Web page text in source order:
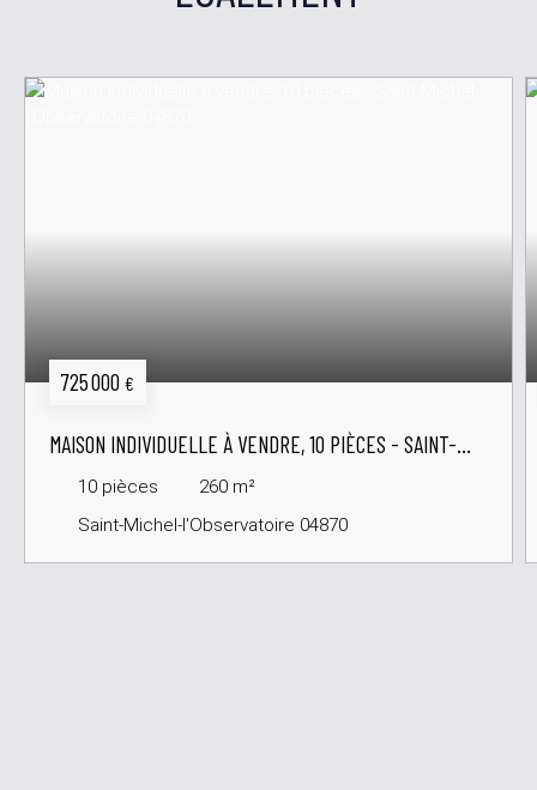
725 000 €
MAISON INDIVIDUELLE À VENDRE, 10 PIÈCES - SAINT-
MICHEL-L'OBSERVATOIRE 04870
10 pièces 260 m²
Saint-Michel-l'Observatoire 04870